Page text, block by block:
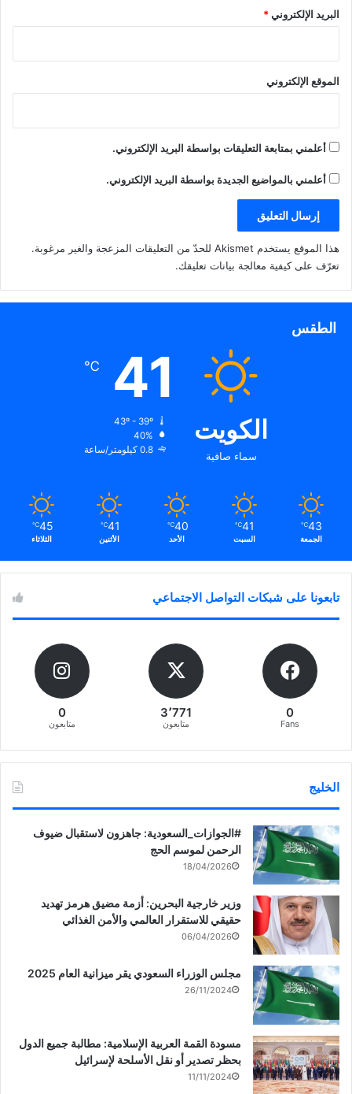
البريد الإلكتروني*
الموقع الإلكتروني
أعلمني بمتابعة التعليقات بواسطة البريد الإلكتروني.
أعلمني بالمواضيع الجديدة بواسطة البريد الإلكتروني.
هذا الموقع يستخدم Akismet للحدّ من التعليقات المزعجة والغير مرغوبة.
تعرّف على كيفية معالجة بيانات تعليقك.
الطقس
الكويت
سماء صافية
41
℃
40%
0.8 كيلومتر/ساعة
43
℃
الجمعة
41
℃
السبت
40
℃
الأحد
41
℃
الأثنين
45
℃
الثلاثاء
تابعونا على شبكات التواصل الاجتماعي
0
Fans
3٬771
متابعون
0
متابعون
الخليج
‏‎#الجوازات_السعودية: جاهزون لاستقبال ضيوف
الرحمن لموسم الحج
18/04/2026
وزير خارجية البحرين: أزمة مضيق هرمز تهديد
حقيقي للاستقرار العالمي والأمن الغذائي
06/04/2026
مجلس الوزراء السعودي يقر ميزانية العام 2025
26/11/2024
مسودة القمة العربية الإسلامية: مطالبة جميع الدول
بحظر تصدير أو نقل الأسلحة لإسرائيل
11/11/2024